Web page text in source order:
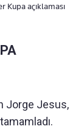
Kupa açıklaması
Jorge Jesus,